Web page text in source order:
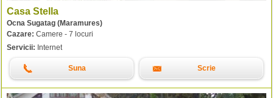
Casa Stella
Ocna Sugatag (Maramures)
Cazare: Camere - 7 locuri
Servicii: Internet
Suna Scrie